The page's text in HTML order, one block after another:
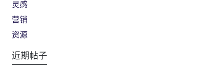
灵感
营销
资源
近期帖子